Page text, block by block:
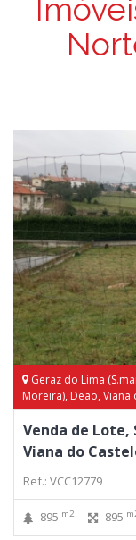
Geraz do Lima
Moreira), Deão, Viana
Venda de Lote,
Viana do
Ref.: VCC12779
895 m2 895